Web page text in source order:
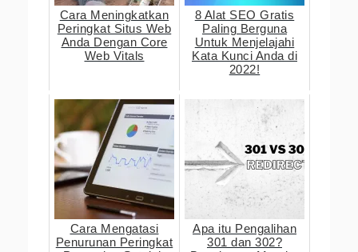
Cara Meningkatkan
Peringkat Situs Web
Anda Dengan Core
Web Vitals
8 Alat SEO Gratis
Paling Berguna
Untuk Menjelajahi
Kata Kunci Anda di
2022!
Cara Mengatasi
Penurunan Peringkat
Apa itu Pengalihan
301 dan 302?